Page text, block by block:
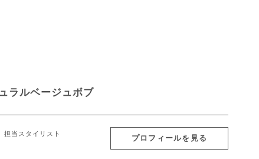
ラルベージュボブ
担当スタイリスト
プロフィールを見る